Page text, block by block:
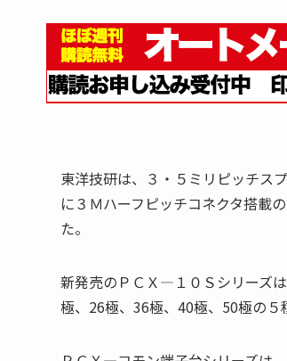
東洋技研は、３・５ミリピッチス
に３Ｍハーフピッチコネクタ搭載
た。
新発売のＰＣＸ―１０Ｓシリーズ
極、26極、36極、40極、50極の５